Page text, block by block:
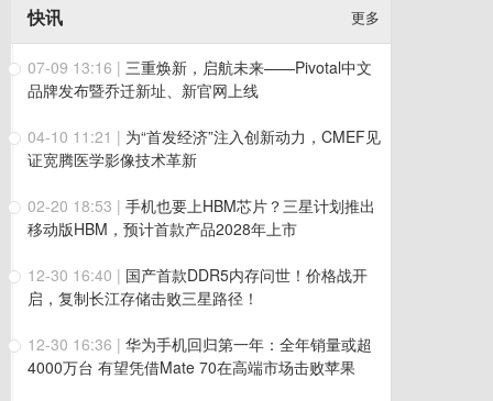
快讯 更多
07-09 13:16 | 三重焕新，启航未来——Pivotal中文
品牌发布暨乔迁新址、新官网上线
04-10 11:21 | 为“首发经济”注入创新动力，CMEF见
证宽腾医学影像技术革新
02-20 18:53 | 手机也要上HBM芯片？三星计划推出
移动版HBM，预计首款产品2028年上市
12-30 16:40 | 国产首款DDR5内存问世！价格战开
启，复制长江存储击败三星路径！
12-30 16:36 | 华为手机回归第一年：全年销量或超
4000万台 有望凭借Mate 70在高端市场击败苹果